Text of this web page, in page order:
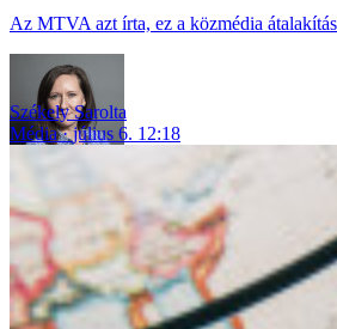
Az MTVA azt írta, ez a közmédia
Székely Sarolta
Média
július 6. 12:18